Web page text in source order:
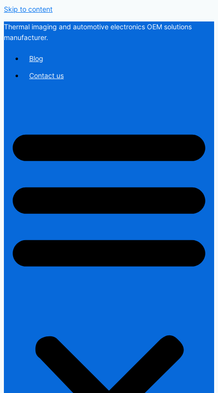
Skip to content
Thermal imaging and automotive electronics OEM solutions
manufacturer.
Blog
Contact us